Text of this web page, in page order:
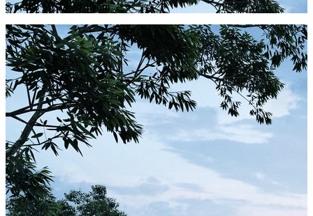
$ 6,268 MXN en Venta